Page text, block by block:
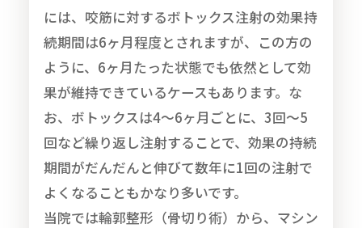
には、咬筋に対するボトックス注射の効果持
続期間は6ヶ月程度とされますが、この方の
ように、6ヶ月たった状態でも依然として効
果が維持できているケースもあります。な
お、ボトックスは4～6ヶ月ごとに、3回～5
回など繰り返し注射することで、効果の持続
期間がだんだんと伸びて数年に1回の注射で
よくなることもかなり多いです。
当院では輪郭整形（骨切り術）から、マシン